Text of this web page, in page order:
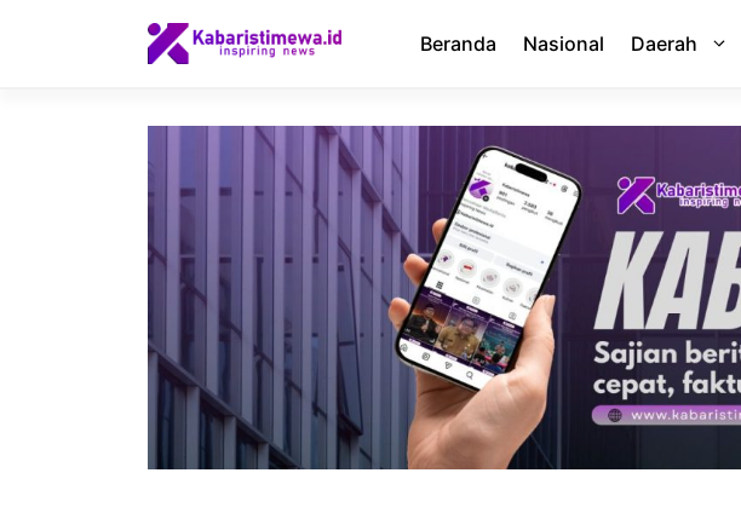
Beranda Nasional Daerah